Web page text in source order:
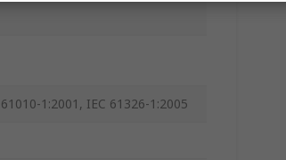
1:2001, IEC 61326-1:2005